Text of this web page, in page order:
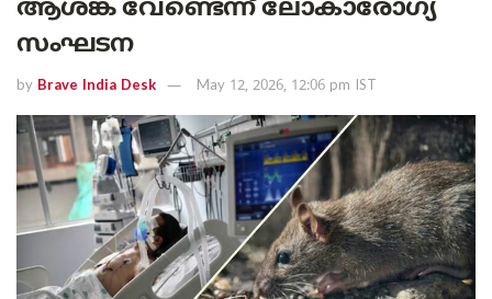
ആശങ്ക വേണ്ടെന്ന് ലോകാരോഗ്യ
സംഘടന
by Brave India Desk May 12, 2026, 12:06 pm IST